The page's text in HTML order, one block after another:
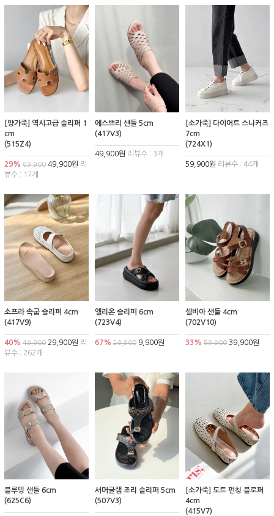
[양가죽] 역시고급 슬리퍼 1
cm
(515Z4)
29% 69,900 49,900원 리
뷰수 : 17개
에스쁘리 샌들 5cm
(417V3)
49,900원 리뷰수 : 3개
[소가죽] 다이어트 스니커즈
7cm
(724X1)
59,900원 리뷰수 : 44개
소프라 속굽 슬리퍼 4cm
(417V9)
40% 49,900 29,900원 리
뷰수 : 262개
엘리온 슬리퍼 6cm
(723V4)
67% 29,9009,900원
셀비아 샌들 4cm
(702V10)
33% 59,90039,900원
블루밍 샌들 6cm
(625C6)
서머글램 조리 슬리퍼 5cm
(507V3)
[소가죽] 도트 펀칭 블로퍼
4cm
(415V7)